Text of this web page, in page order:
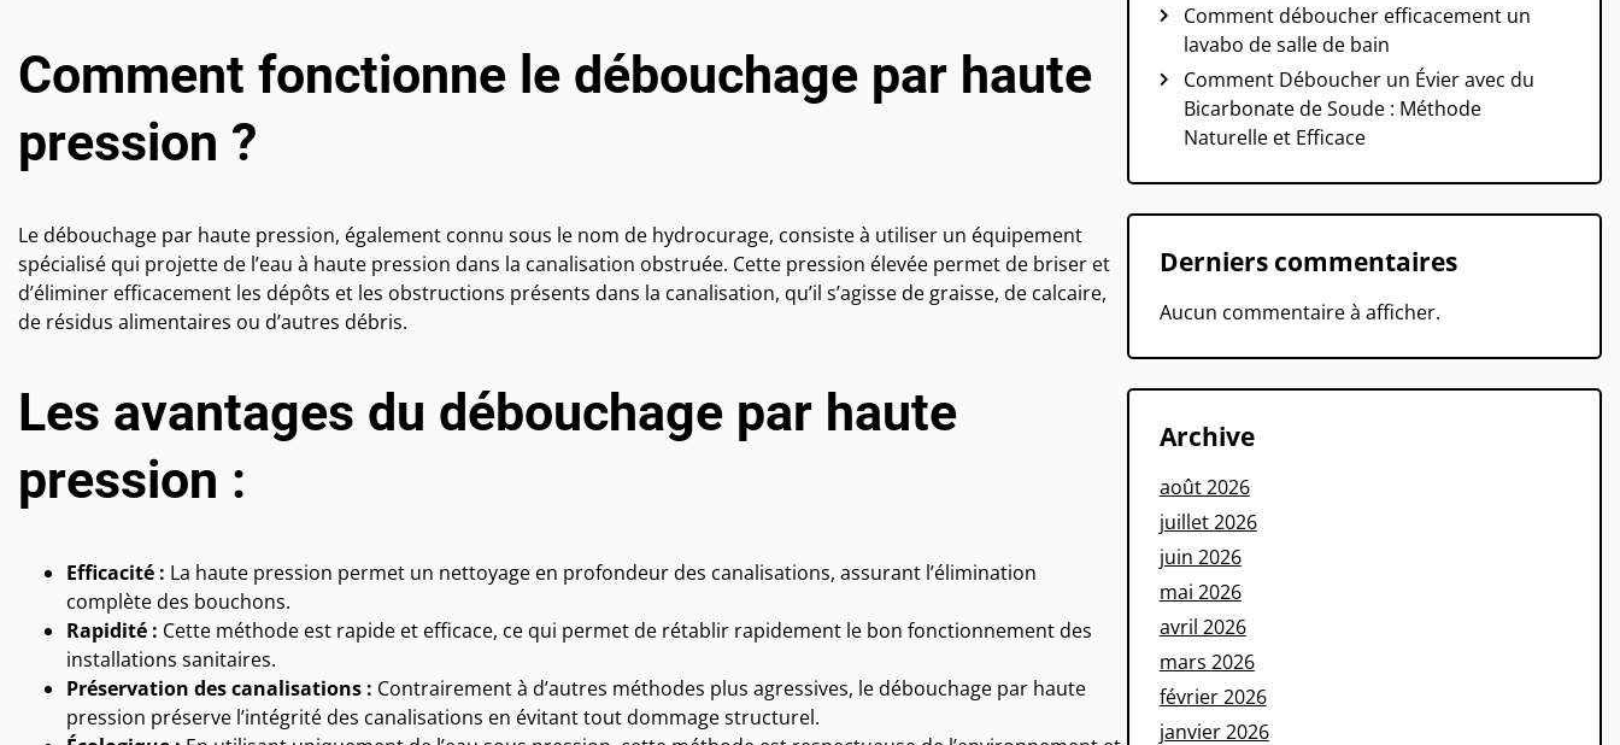
Comment fonctionne le débouchage par haute
pression ?
Le débouchage par haute pression, également connu sous le nom de hydrocurage, consiste à utiliser un équipement
spécialisé qui projette de l’eau à haute pression dans la canalisation obstruée. Cette pression élevée permet de briser et
d’éliminer efficacement les dépôts et les obstructions présents dans la canalisation, qu’il s’agisse de graisse, de calcaire,
de résidus alimentaires ou d’autres débris.
Les avantages du débouchage par haute
pression :
Efficacité : La haute pression permet un nettoyage en profondeur des canalisations, assurant l’élimination
complète des bouchons.
Rapidité : Cette méthode est rapide et efficace, ce qui permet de rétablir rapidement le bon fonctionnement des
installations sanitaires.
Préservation des canalisations : Contrairement à d’autres méthodes plus agressives, le débouchage par haute
pression préserve l’intégrité des canalisations en évitant tout dommage structurel.
Comment déboucher efficacement un
lavabo de salle de bain
Comment Déboucher un Évier avec du
Bicarbonate de Soude : Méthode
Naturelle et Efficace
Derniers commentaires
Aucun commentaire à afficher.
Archive
août 2026
juillet 2026
juin 2026
mai 2026
avril 2026
mars 2026
février 2026
janvier 2026